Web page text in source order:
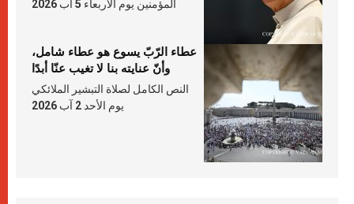
المؤمنين يوم الأربعاء 5 آب 2026
عطاء الرّبّ يسوع هو عطاء شامل،
وأنّ عنايته بنا لا تغيب عنّا أبدًا
النص الكامل لصلاة التبشير الملائكي
يوم الأحد 2 آب 2026